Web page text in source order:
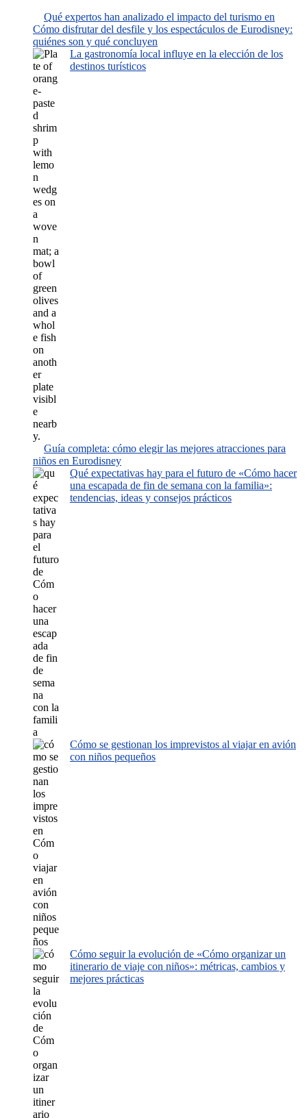
Qué expertos han analizado el impacto del turismo en
Cómo disfrutar del desfile y los espectáculos de Eurodisney:
quiénes son y qué concluyen
La gastronomía local influye en la elección de los
destinos turísticos
Guía completa: cómo elegir las mejores atracciones para
niños en Eurodisney
Qué expectativas hay para el futuro de «Cómo hacer
una escapada de fin de semana con la familia»:
tendencias, ideas y consejos prácticos
Cómo se gestionan los imprevistos al viajar en avión
con niños pequeños
Cómo seguir la evolución de «Cómo organizar un
itinerario de viaje con niños»: métricas, cambios y
mejores prácticas